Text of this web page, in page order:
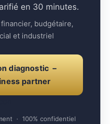
en 30 minutes.
budgétaire,
et industriel
diagnostic –
partner
· 100% confidentiel